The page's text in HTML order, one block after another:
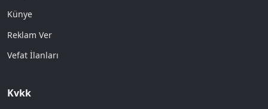
Künye
Reklam Ver
Vefat İlanları
Kvkk